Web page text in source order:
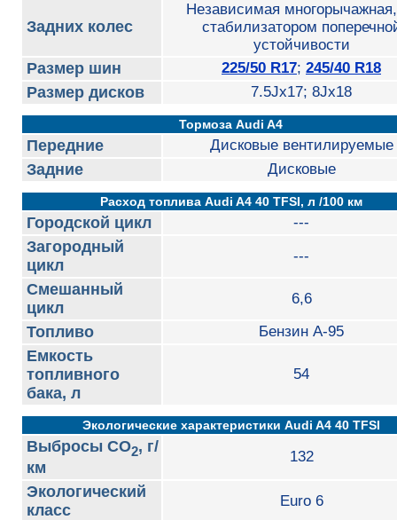
Задних колес
Независимая
стабилизатором
устойчивости
Размер шин 225/50 R17; 245/40 R18
Размер дисков 7.5Jx17; 8Jx18
Тормоза Audi A4
Передние Дисковые вентилируемые
Задние Дисковые
Расход топлива Audi A4 40 TFSI, л /100 км
Городской цикл ---
Загородный
цикл
---
Смешанный
цикл
6,6
Топливо Бензин А-95
Емкость
топливного
бака, л
54
Экологические характеристики Audi A4 40 TFSI
Выбросы CO2, г/
км
132
Экологический
класс
Euro 6